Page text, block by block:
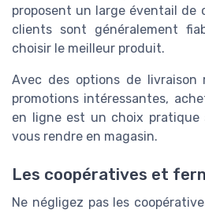
proposent un large éventail de
clients sont généralement
choisir le meilleur produit.
Avec des options de livraison
promotions intéressantes,
en ligne est un choix pratique
vous rendre en magasin.
Les coopératives et
Ne négligez pas les